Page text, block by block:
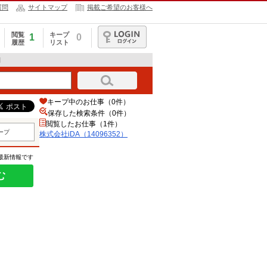
問 サイトマップ 掲載ご希望のお客様へ
閲覧
履歴
1
キープ
リスト
0
ログイン
プ
新情報です
キープ中のお仕事（0件）
保存した検索条件（0件）
閲覧したお仕事（1件）
株式会社iDA（14096352）